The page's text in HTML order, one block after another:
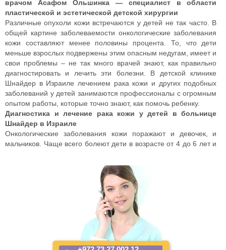
врачом Асафом Ольшинка — специалист в области
пластической и эстетической детской хирургии
Различные опухоли кожи встречаются у детей не так часто. В
общей картине заболеваемости онкологические заболевания
кожи составляют менее половины процента. То, что дети
меньше взрослых подвержены этим опасным недугам, имеет и
свои проблемы – не так много врачей знают, как правильно
диагностировать и лечить эти болезни. В детской клинике
Шнайдер в Израиле лечением рака кожи и других подобных
заболеваний у детей занимаются профессионалы с огромным
опытом работы, которые точно знают, как помочь ребенку.
Диагностика и лечение рака кожи у детей в больнице
Шнайдер в Израиле
Онкологические заболевания кожи поражают и девочек, и
мальчиков. Чаще всего болеют дети в возрасте от 4 до 6 лет и
проявлениями этого заболевания у взрослых: изменение
цвета, размера образования на коже, зуд, покалывание, язвы
на измененном участке и так далее. В детской клинике
Шнайдер опытные онкодерматологи проводят полноценное
обследование перед тем, как назначить лечение. Обычно
исследования включают такие параметры, как проведение
гистологического анализа, термография и так далее. В
зависимости от тех данных, которые стали известны в
результате обследования, пациенту подбирают оптимальный